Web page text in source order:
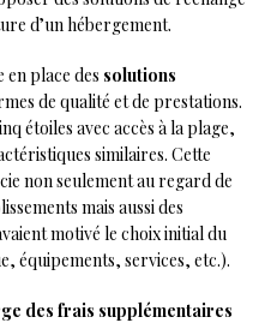
d’un hébergement.
place des solutions
de qualité et de prestations.
étoiles avec accès à la plage,
similaires. Cette
non seulement au regard de
mais aussi des
motivé le choix initial du
équipements, services, etc.).
des frais supplémentaires